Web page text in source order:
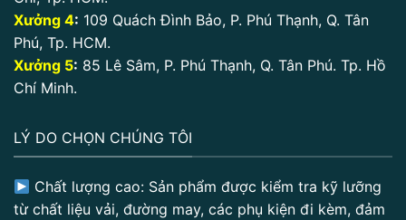
Xưởng 4: 109 Quách Đình Bảo, P. Phú Thạnh, Q. Tân
Phú, Tp. HCM.
Xưởng 5: 85 Lê Sâm, P. Phú Thạnh, Q. Tân Phú. Tp. Hồ
Chí Minh.
LÝ DO CHỌN CHÚNG TÔI
Chất lượng cao: Sản phẩm được kiểm tra kỹ lưỡng
từ chất liệu vải, đường may, các phụ kiện đi kèm, đảm